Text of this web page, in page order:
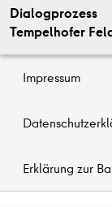
Dialogprozess
Tempelhofer
Impressum
Erklärung zur